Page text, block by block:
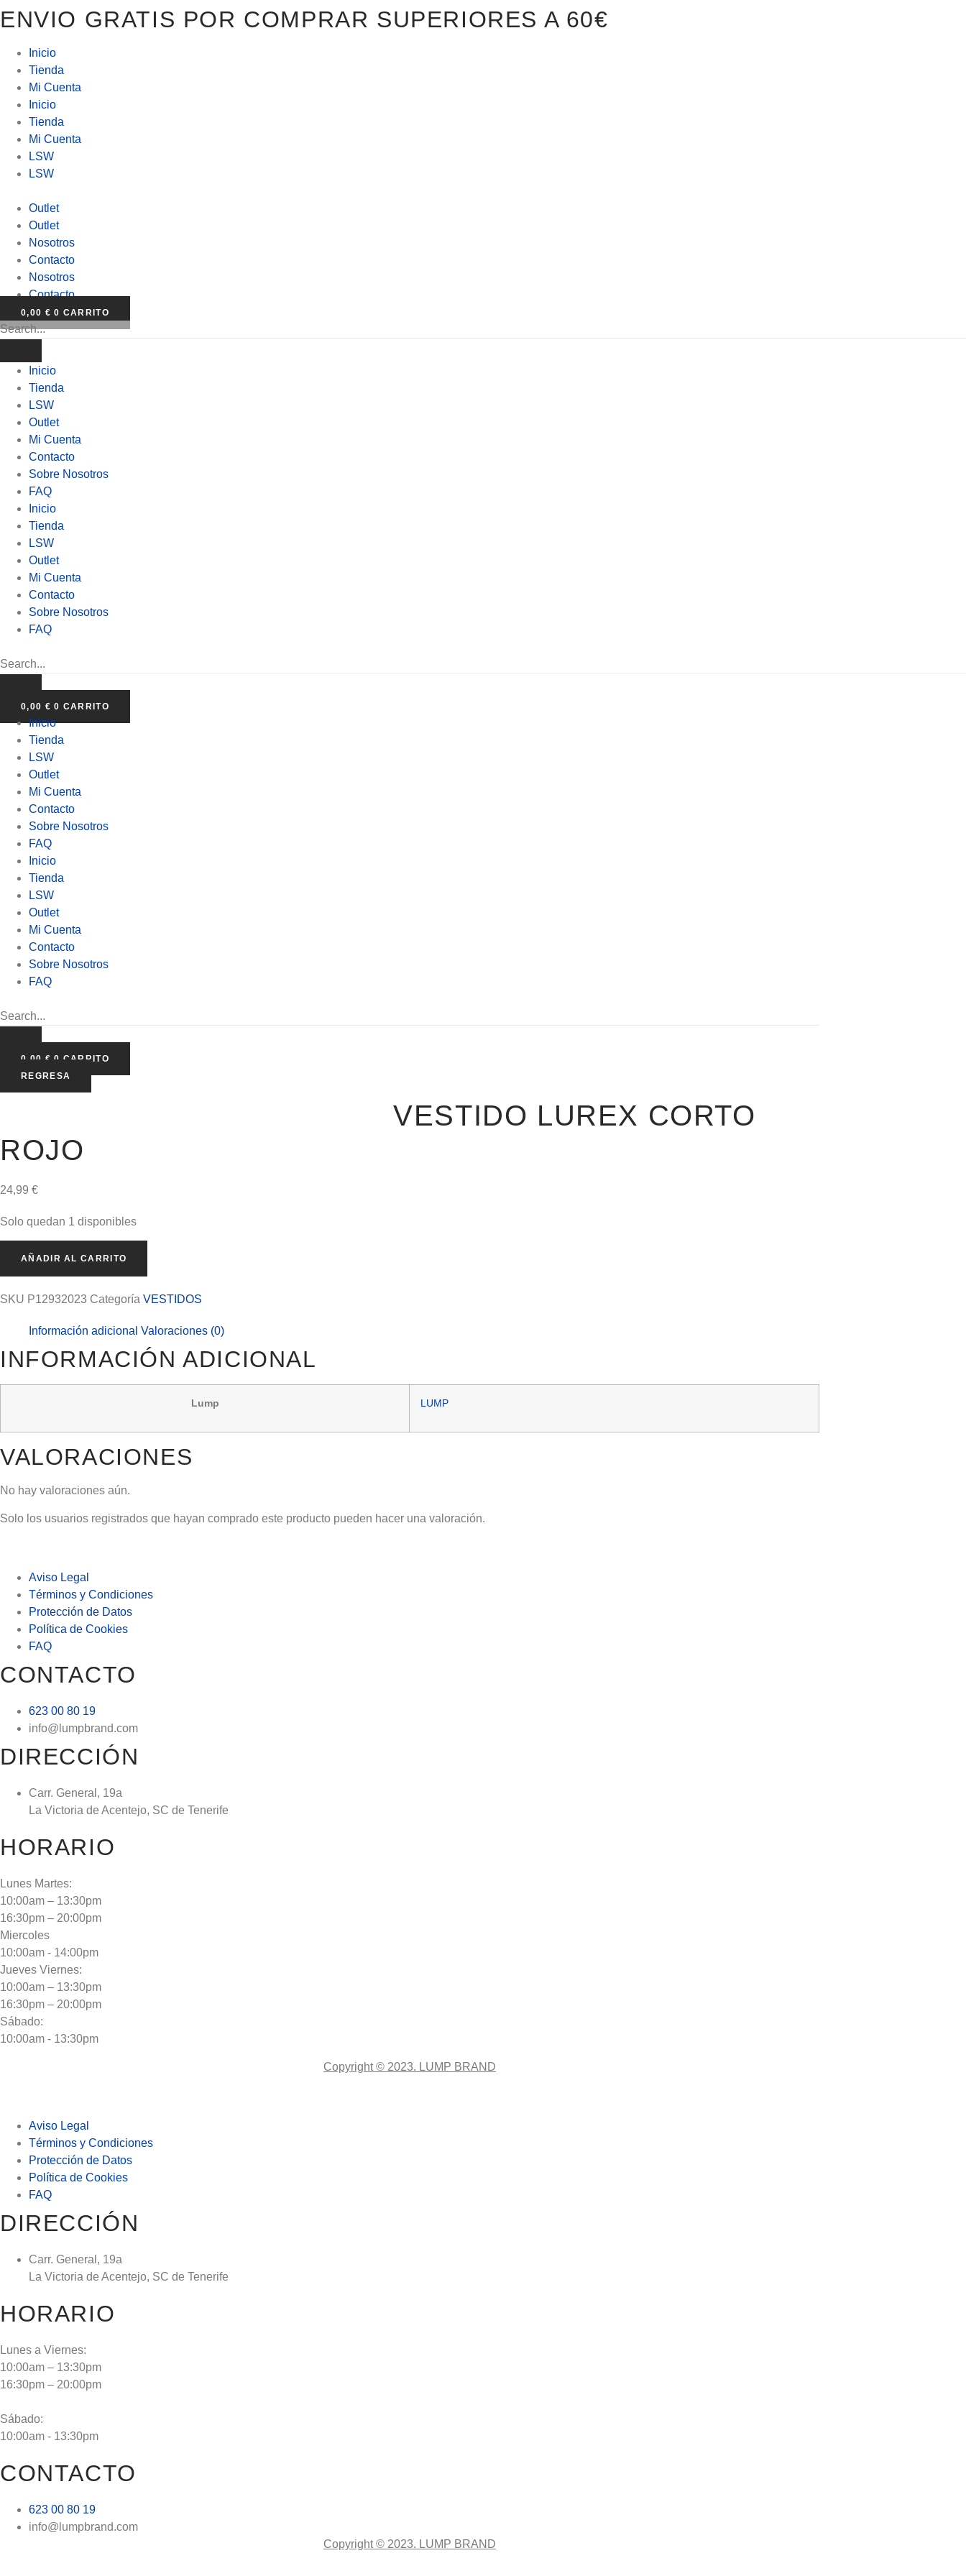
Ir
al
contenido
ENVIO GRATIS POR COMPRAR SUPERIORES A 60€
Inicio
Tienda
Mi Cuenta
Inicio
Tienda
Mi Cuenta
LSW
LSW
Outlet
Outlet
Nosotros
Contacto
Nosotros
Contacto
0,00 € 0 CARRITO
Inicio
Tienda
LSW
Outlet
Mi Cuenta
Contacto
Sobre Nosotros
FAQ
Inicio
Tienda
LSW
Outlet
Mi Cuenta
Contacto
Sobre Nosotros
FAQ
0,00 € 0 CARRITO
Inicio
Tienda
LSW
Outlet
Mi Cuenta
Contacto
Sobre Nosotros
FAQ
Inicio
Tienda
LSW
Outlet
Mi Cuenta
Contacto
Sobre Nosotros
FAQ
0,00 € 0 CARRITO
REGRESA
VESTIDO LUREX CORTO
ROJO
24,99 €
Solo quedan 1 disponibles
Vestido
lurex
corto
AÑADIR AL CARRITO
SKU P12932023 Categoría VESTIDOS
Información adicional Valoraciones (0)
INFORMACIÓN ADICIONAL
Lump LUMP
VALORACIONES
No hay valoraciones aún.
Solo los usuarios registrados que hayan comprado este producto pueden hacer una valoración.
Aviso Legal
Términos y Condiciones
Protección de Datos
Política de Cookies
FAQ
CONTACTO
623 00 80 19
info@lumpbrand.com
DIRECCIÓN
Carr. General, 19a
La Victoria de Acentejo, SC de Tenerife
HORARIO
Lunes Martes:
10:00am – 13:30pm
16:30pm – 20:00pm
Miercoles
10:00am - 14:00pm
Jueves Viernes:
10:00am – 13:30pm
16:30pm – 20:00pm
Sábado:
10:00am - 13:30pm
Copyright © 2023. LUMP BRAND
Aviso Legal
Términos y Condiciones
Protección de Datos
Política de Cookies
FAQ
DIRECCIÓN
Carr. General, 19a
La Victoria de Acentejo, SC de Tenerife
HORARIO
Lunes a Viernes:
10:00am – 13:30pm
16:30pm – 20:00pm
Sábado:
10:00am - 13:30pm
CONTACTO
623 00 80 19
info@lumpbrand.com
Copyright © 2023. LUMP BRAND